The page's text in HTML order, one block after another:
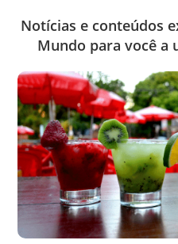
Notícias e conteúdos
Mundo para você a